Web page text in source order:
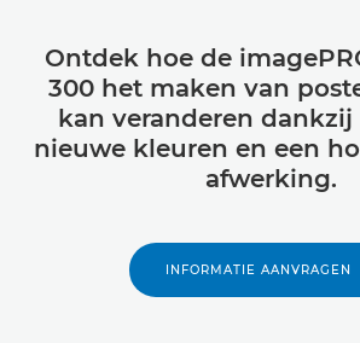
Ontdek hoe de
300 het maken van
kan veranderen
nieuwe kleuren en een
afwerking.
INFORMATIE AANVRAGEN